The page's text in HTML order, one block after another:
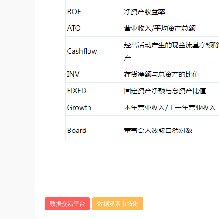
数据交易平台 数据要素市场化